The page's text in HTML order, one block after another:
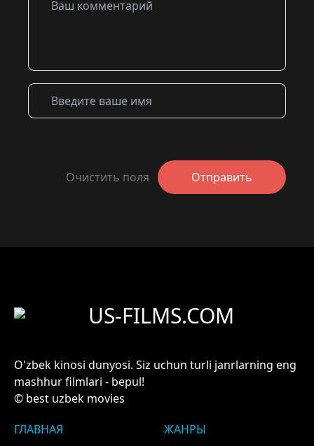
Очистить поля Отправить
US-FILMS.COM
O'zbek kinosi dunyosi. Siz uchun turli janrlarning eng
mashhur filmlari - bepul!
© best uzbek movies
ГЛАВНАЯ
ЖАНРЫ